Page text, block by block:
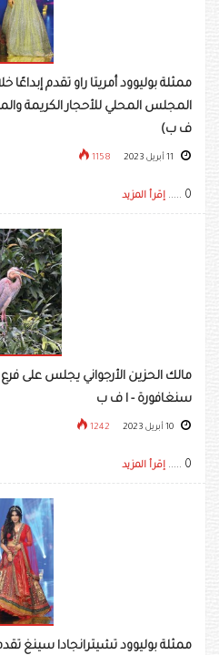
ممثلة بوليوود أمريتا راو تقدم
المجلس المحلي للأحجار الكريمة
ف ب)
1158
0 ..... إقرأ المزيد
مالك الحزين الأرجواني يجلس على
سنغافورة - ا ف ب
1242
0 ..... إقرأ المزيد
ممثلة بوليوود تشيترانجادا سينغ